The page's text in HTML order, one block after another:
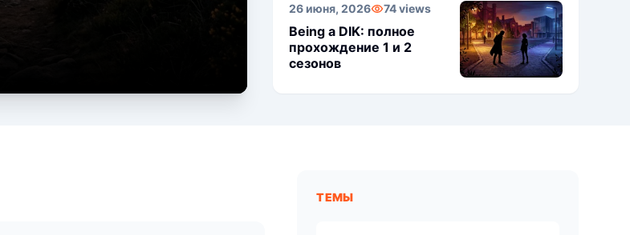
26 июня, 2026 74 views
Being a DIK: полное
прохождение 1 и 2
сезонов
ТЕМЫ